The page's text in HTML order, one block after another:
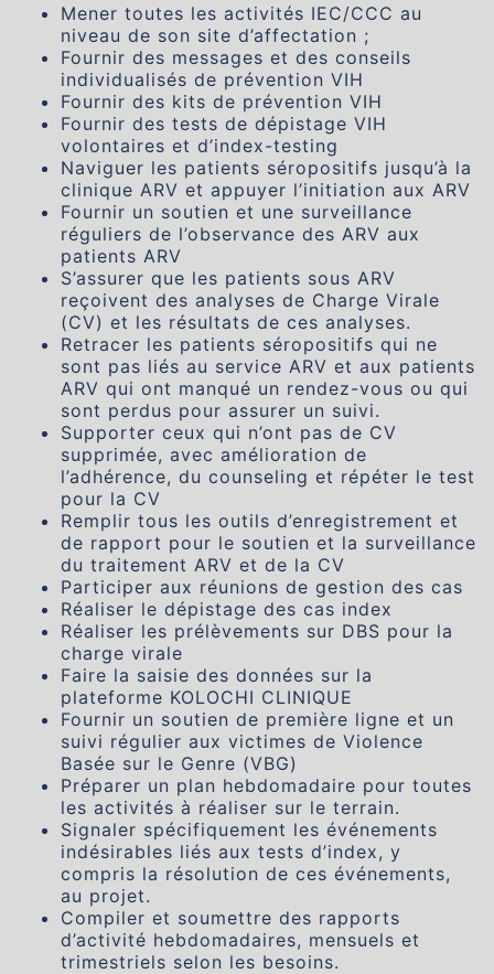
Mener toutes les activités IEC/CCC au
niveau de son site d’affectation ;
Fournir des messages et des conseils
individualisés de prévention VIH
Fournir des kits de prévention VIH
Fournir des tests de dépistage VIH
volontaires et d’index-testing
Naviguer les patients séropositifs jusqu’à la
clinique ARV et appuyer l’initiation aux ARV
Fournir un soutien et une surveillance
réguliers de l’observance des ARV aux
patients ARV
S’assurer que les patients sous ARV
reçoivent des analyses de Charge Virale
(CV) et les résultats de ces analyses.
Retracer les patients séropositifs qui ne
sont pas liés au service ARV et aux patients
ARV qui ont manqué un rendez-vous ou qui
sont perdus pour assurer un suivi.
Supporter ceux qui n’ont pas de CV
supprimée, avec amélioration de
l’adhérence, du counseling et répéter le test
pour la CV
Remplir tous les outils d’enregistrement et
de rapport pour le soutien et la surveillance
du traitement ARV et de la CV
Participer aux réunions de gestion des cas
Réaliser le dépistage des cas index
Réaliser les prélèvements sur DBS pour la
charge virale
Faire la saisie des données sur la
plateforme KOLOCHI CLINIQUE
Fournir un soutien de première ligne et un
suivi régulier aux victimes de Violence
Basée sur le Genre (VBG)
Préparer un plan hebdomadaire pour toutes
les activités à réaliser sur le terrain.
Signaler spécifiquement les événements
indésirables liés aux tests d’index, y
compris la résolution de ces événements,
au projet.
Compiler et soumettre des rapports
d’activité hebdomadaires, mensuels et
trimestriels selon les besoins.